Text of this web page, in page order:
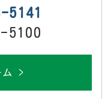
5141
5100
ム >